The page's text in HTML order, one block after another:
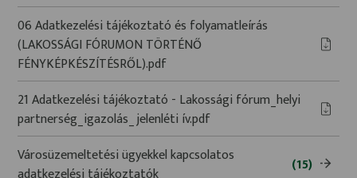
06 Adatkezelési tájékoztató és folyamatleírás
(LAKOSSÁGI FÓRUMON TÖRTÉNŐ
FÉNYKÉPKÉSZÍTÉSRŐL).pdf
21 Adatkezelési tájékoztató - Lakossági fórum_helyi
partnerség_igazolás_jelenléti ív.pdf
Városüzemeltetési ügyekkel kapcsolatos
(15)